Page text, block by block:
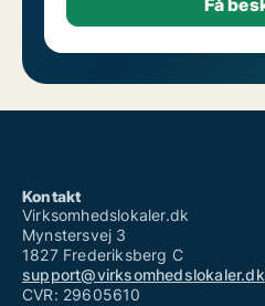
Kontakt
Virksomhedslokaler.dk
Mynstersvej 3
1827 Frederiksberg C
support@virksomhedslokaler.dk
CVR: 29605610